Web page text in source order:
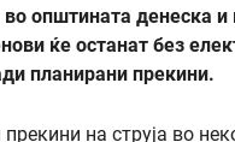
општината денеска и
ќе останат без
планирани прекини.